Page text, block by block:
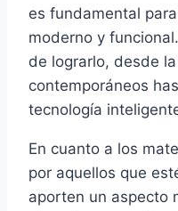
es fundamental
moderno y
de lograrlo, desde
contemporáneos
tecnología
En cuanto a los
por aquellos que
aporten un aspecto